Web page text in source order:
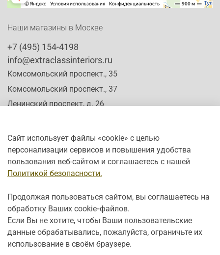
Наши магазины в Москве
+7 (495) 154-4198
info@extraclassinteriors.ru
Комсомольский проспект., 35
Комсомольский проспект., 37
Ленинский проспект, д. 26
Время работы:
Пн-Сб: c 10:00 - 20:00
Вс: с 12:00 - 19:00
Сайт использует файлы «cookie» с целью
персонализации сервисов и повышения удобства
пользования веб-сайтом и соглашаетесь с нашей
Политикой безопасности.
Продолжая пользоваться сайтом, вы соглашаетесь на
обработку Ваших cookie‑файлов.
Если Вы не хотите, чтобы Ваши пользовательские
данные обрабатывались, пожалуйста, ограничьте их
использование в своём браузере.